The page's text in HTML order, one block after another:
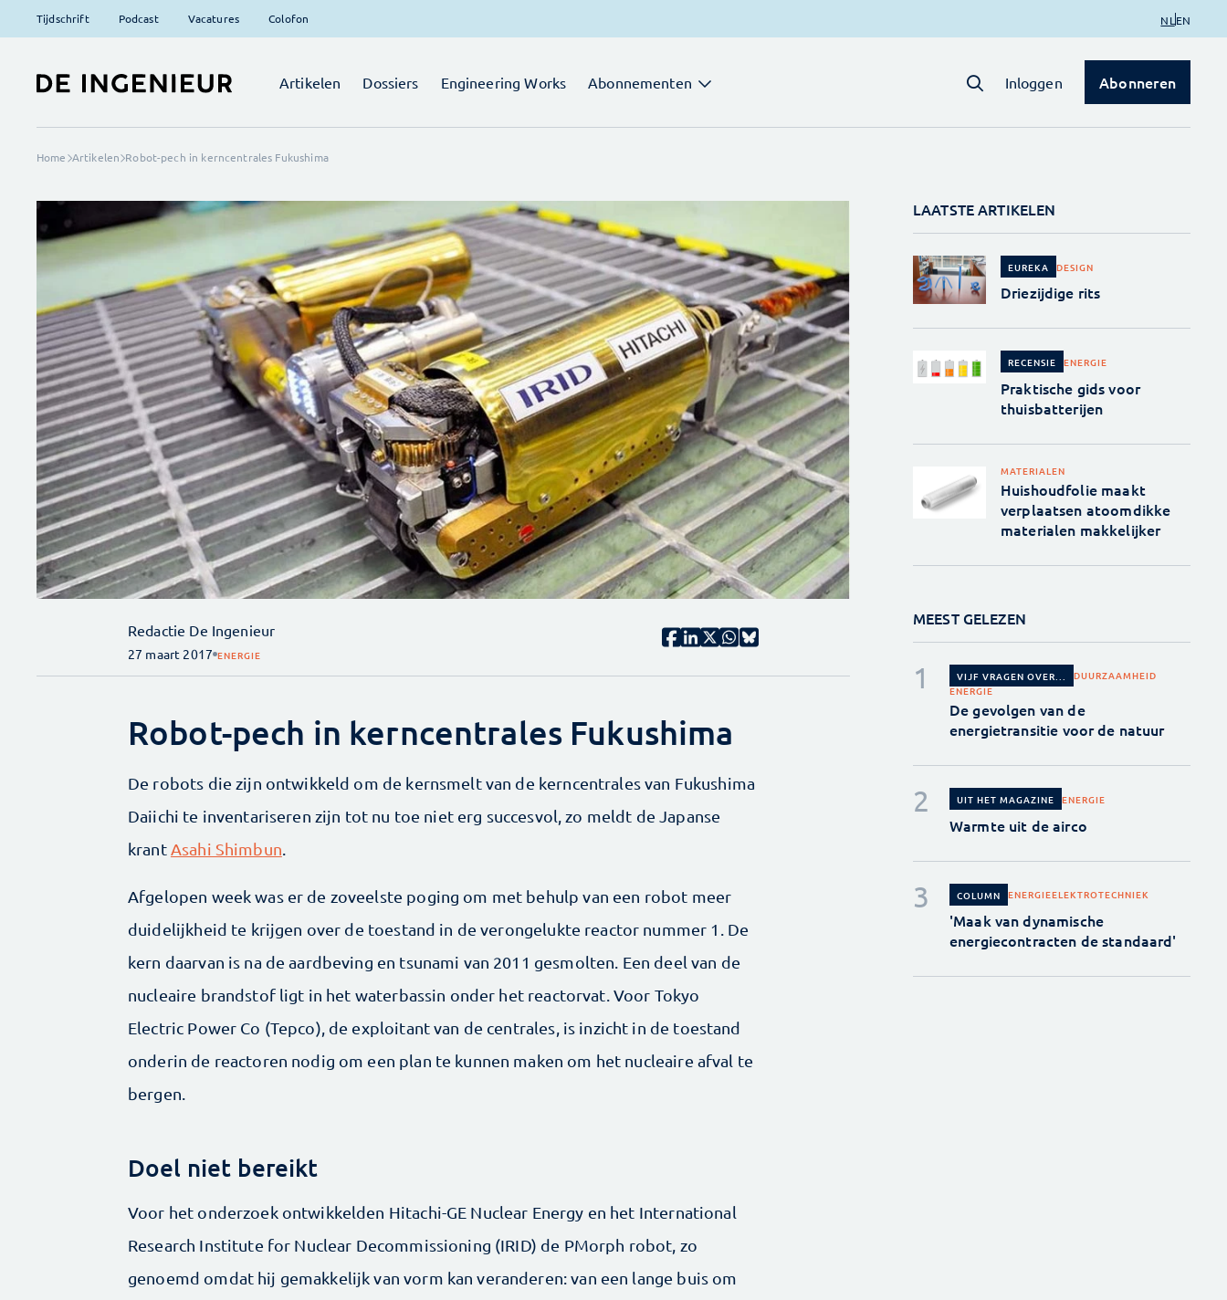
Tijdschrift Podcast Vacatures Colofon NL EN
Artikelen Dossiers Engineering Works Abonnementen Inloggen Abonneren
Home Artikelen Robot-pech in kerncentrales Fukushima
Redactie De Ingenieur
27 maart 2017 ENERGIE
Robot-pech in kerncentrales Fukushima
De robots die zijn ontwikkeld om de kernsmelt van de kerncentrales van Fukushima
Daiichi te inventariseren zijn tot nu toe niet erg succesvol, zo meldt de Japanse
krantAsahi Shimbun.
Afgelopen week was er de zoveelste poging om met behulp van een robot meer
duidelijkheid te krijgen over de toestand in de verongelukte reactor nummer 1. De
kern daarvan is na de aardbeving en tsunami van 2011 gesmolten. Een deel van de
nucleaire brandstof ligt in het waterbassin onder het reactorvat. Voor Tokyo
Electric Power Co (Tepco), de exploitant van de centrales, is inzicht in de toestand
onderin de reactoren nodig om een plan te kunnen maken om het nucleaire afval te
bergen.
Doel niet bereikt
Voor het onderzoek ontwikkelden Hitachi-GE Nuclear Energy en het International
Research Institute for Nuclear Decommissioning (IRID) de PMorph robot, zo
genoemd omdat hij gemakkelijk van vorm kan veranderen: van een lange buis om
LAATSTE ARTIKELEN
EUREKA DESIGN
Driezijdige rits
RECENSIE ENERGIE
Praktische gids voor
thuisbatterijen
MATERIALEN
Huishoudfolie maakt
verplaatsen atoomdikke
materialen makkelijker
MEEST GELEZEN
VIJF VRAGEN OVER...
DUURZAAMHEID
ENERGIE
De gevolgen van de
energietransitie voor de natuur
UIT HET MAGAZINE ENERGIE
Warmte uit de airco
COLUMN ENERGIEELEKTROTECHNIEK
'Maak van dynamische
energiecontracten de standaard'